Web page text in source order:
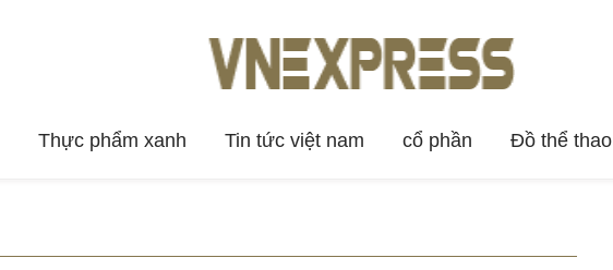
Thực phẩm xanh Tin tức việt nam cổ phần Đồ thể thao